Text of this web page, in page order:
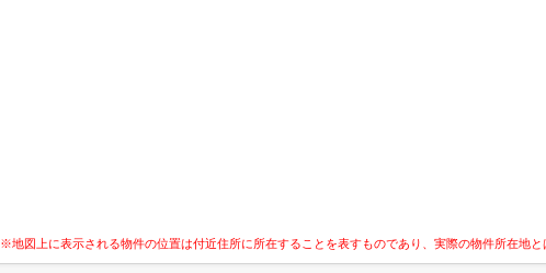
※地図上に表示される物件の位置は付近住所に所在することを表すものであり、実際の物件所在地と